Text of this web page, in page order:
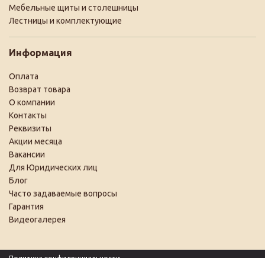
Мебельные щиты и столешницы
Лестницы и комплектующие
Информация
Оплата
Возврат товара
О компании
Контакты
Реквизиты
Акции месяца
Вакансии
Для Юридических лиц
Блог
Часто задаваемые вопросы
Гарантия
Видеогалерея